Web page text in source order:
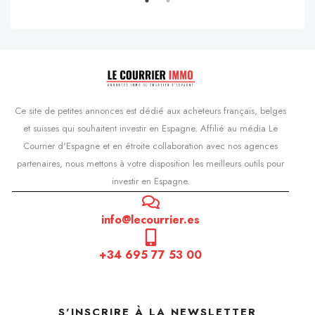
Ce site de petites annonces est dédié aux acheteurs français, belges
et suisses qui souhaitent investir en Espagne. Affilié au média Le
Courrier d'Espagne et en étroite collaboration avec nos agences
partenaires, nous mettons à votre disposition les meilleurs outils pour
investir en Espagne.
info@lecourrier.es
+34 695 77 53 00